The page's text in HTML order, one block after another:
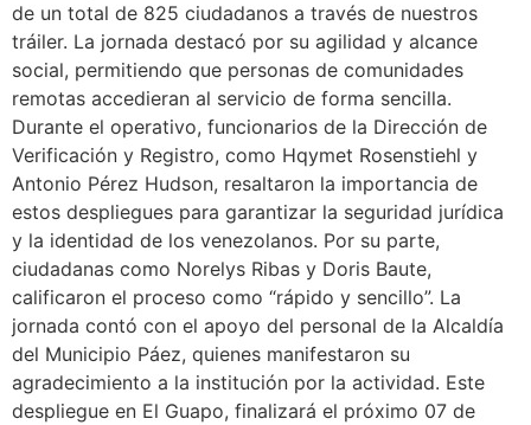
de un total de 825 ciudadanos a través de nuestros
tráiler. La jornada destacó por su agilidad y alcance
social, permitiendo que personas de comunidades
remotas accedieran al servicio de forma sencilla.
Durante el operativo, funcionarios de la Dirección de
Verificación y Registro, como Hqymet Rosenstiehl y
Antonio Pérez Hudson, resaltaron la importancia de
estos despliegues para garantizar la seguridad jurídica
y la identidad de los venezolanos. Por su parte,
ciudadanas como Norelys Ribas y Doris Baute,
calificaron el proceso como “rápido y sencillo”. La
jornada contó con el apoyo del personal de la Alcaldía
del Municipio Páez, quienes manifestaron su
agradecimiento a la institución por la actividad. Este
despliegue en El Guapo, finalizará el próximo 07 de